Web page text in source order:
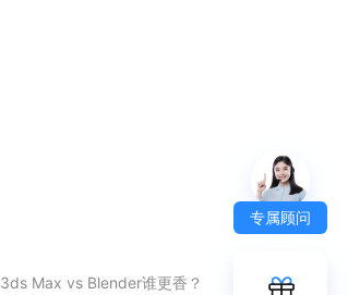
3ds Max vs Blender谁更香？
专属顾问